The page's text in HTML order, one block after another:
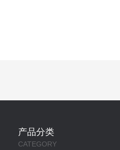
产品分类
CATEGORY